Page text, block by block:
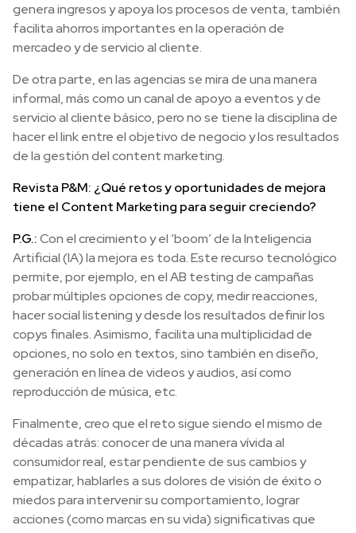
genera ingresos y apoya los procesos de venta, también
facilita ahorros importantes en la operación de
mercadeo y de servicio al cliente.
De otra parte, en las agencias se mira de una manera
informal, más como un canal de apoyo a eventos y de
servicio al cliente básico, pero no se tiene la disciplina de
hacer el link entre el objetivo de negocio y los resultados
de la gestión del content marketing.
Revista P&M: ¿Qué retos y oportunidades de mejora
tiene el Content Marketing para seguir creciendo?
P.G.:Con el crecimiento y el ‘boom’ de la Inteligencia
Artificial (IA) la mejora es toda. Este recurso tecnológico
permite, por ejemplo, en el AB testing de campañas
probar múltiples opciones de copy, medir reacciones,
hacer social listening y desde los resultados definir los
copys finales. Asimismo, facilita una multiplicidad de
opciones, no solo en textos, sino también en diseño,
generación en línea de videos y audios, así como
reproducción de música, etc.
Finalmente, creo que el reto sigue siendo el mismo de
décadas atrás: conocer de una manera vívida al
consumidor real, estar pendiente de sus cambios y
empatizar, hablarles a sus dolores de visión de éxito o
miedos para intervenir su comportamiento, lograr
acciones (como marcas en su vida) significativas que